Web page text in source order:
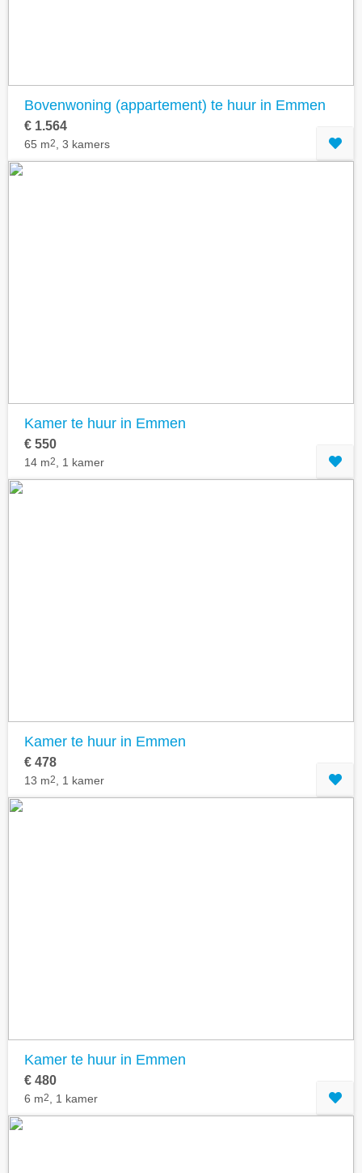
Bovenwoning (appartement) te huur in Emmen
€ 1.564
65 m2 , 3 kamers
Kamer te huur in Emmen
€ 550
14 m2 , 1 kamer
Kamer te huur in Emmen
€ 478
13 m2 , 1 kamer
Kamer te huur in Emmen
€ 480
6 m2 , 1 kamer